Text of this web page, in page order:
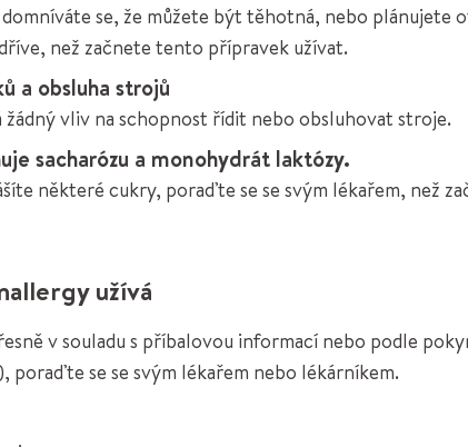
se, že můžete být těhotná, nebo plánujete
než začnete tento přípravek užívat.
a obsluha strojů
vliv na schopnost řídit nebo obsluhovat stroje.
sacharózu a monohydrát laktózy.
některé cukry, poraďte se se svým lékařem, než
užívá
v souladu s příbalovou informací nebo podle
poraďte se se svým lékařem nebo lékárníkem.